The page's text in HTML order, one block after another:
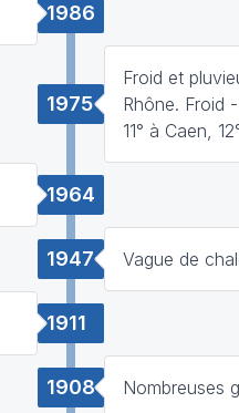
1986
1975
Froid et
Rhône. Froid
11° à Caen,
1964
1947 Vague de
1911
1908 Nombreuses